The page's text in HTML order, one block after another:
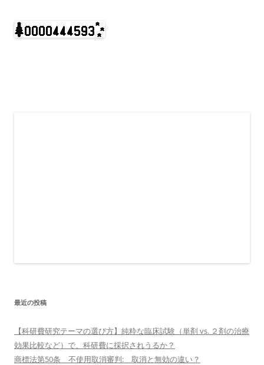
最近の投稿
【科研費研究テーマの選び方】純粋な臨床試験（単剤 vs. ２剤の治療
効果比較など）で、科研費に採択されうるか？
商標法第50条 不使用取消審判: 取消と無効の違い？